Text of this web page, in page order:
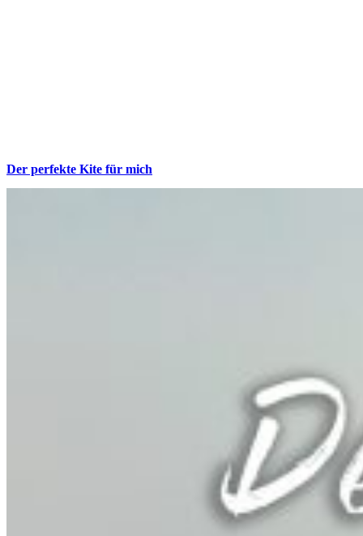
Der perfekte Kite für mich